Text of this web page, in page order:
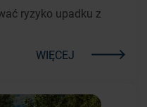
ryzyko upadku z
WIĘCEJ